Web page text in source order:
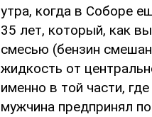
утра, когда в Соборе
35 лет, который, как
смесью (бензин
жидкость от
именно в той части,
мужчина предпринял